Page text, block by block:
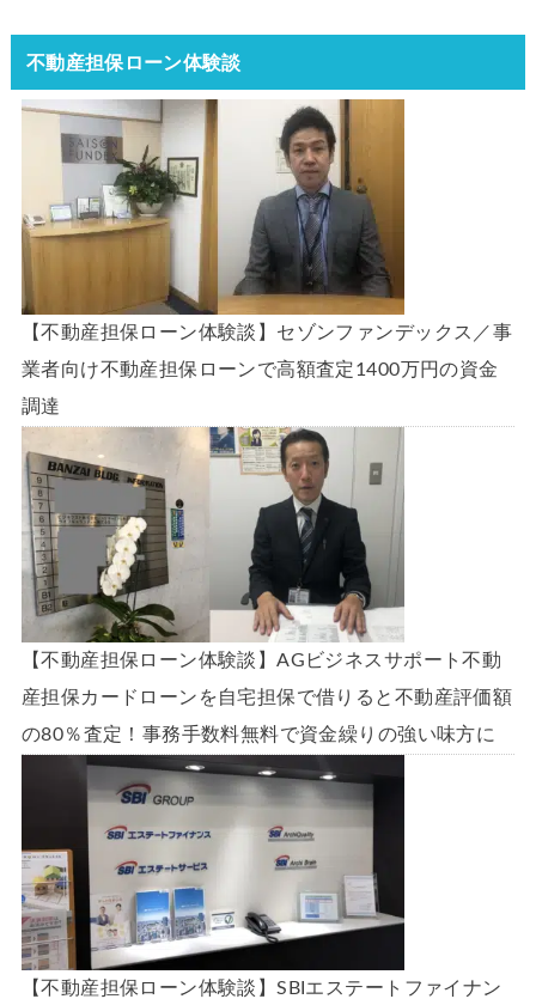
不動産担保ローン体験談
【不動産担保ローン体験談】セゾンファンデックス／事
業者向け不動産担保ローンで高額査定1400万円の資金
調達
【不動産担保ローン体験談】AGビジネスサポート不動
産担保カードローンを自宅担保で借りると不動産評価額
の80％査定！事務手数料無料で資金繰りの強い味方に
【不動産担保ローン体験談】SBIエステートファイナン